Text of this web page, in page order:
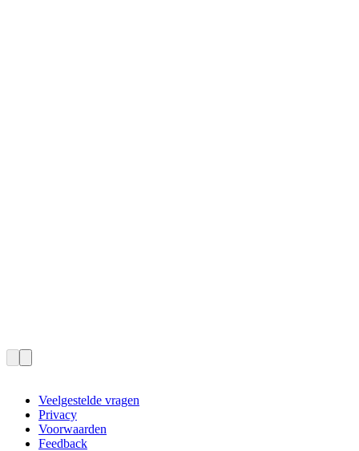
Veelgestelde vragen
Privacy
Voorwaarden
Feedback